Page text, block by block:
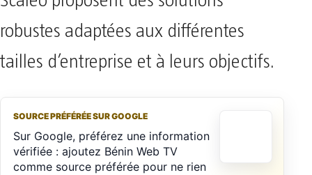
robustes adaptées aux différentes
tailles d’entreprise et à leurs objectifs.
SOURCE PRÉFÉRÉE SUR GOOGLE
Sur Google, préférez une information
vérifiée : ajoutez Bénin Web TV
comme source préférée pour ne rien